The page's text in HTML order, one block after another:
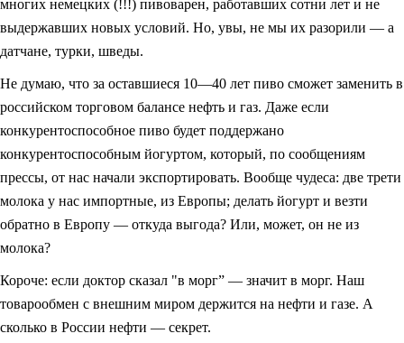
многих немецких (!!!) пивоварен, работавших сотни лет и не
выдержавших новых условий. Но, увы, не мы их разорили — а
датчане, турки, шведы.
Не думаю, что за оставшиеся 10—40 лет пиво сможет заменить в
российском торговом балансе нефть и газ. Даже если
конкурентоспособное пиво будет поддержано
конкурентоспособным йогуртом, который, по сообщениям
прессы, от нас начали экспортировать. Вообще чудеса: две трети
молока у нас импортные, из Европы; делать йогурт и везти
обратно в Европу — откуда выгода? Или, может, он не из
молока?
Короче: если доктор сказал "в морг” — значит в морг. Наш
товарообмен с внешним миром держится на нефти и газе. А
сколько в России нефти — секрет.